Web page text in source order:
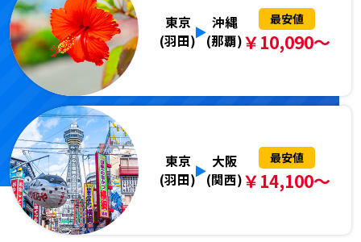
東京
(羽田)
沖縄
(那覇)
最安値
￥10,090～
東京
(羽田)
大阪
(関西)
最安値
￥14,100～